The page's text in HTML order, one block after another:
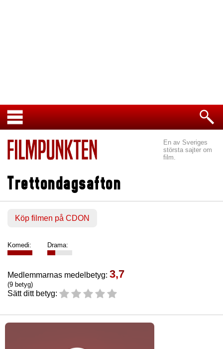
En av Sveriges
största sajter om
film.
Trettondagsafton
Köp filmen på CDON
Komedi: Drama:
Medlemmarnas medelbetyg: 3,7
(9 betyg)
Sätt ditt betyg: